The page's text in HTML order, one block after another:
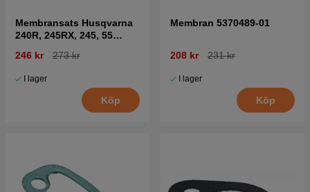
Membransats Husqvarna
240R, 245RX, 245, 55
246 kr 273 kr
I lager
Köp
Membran 5370489-01
208 kr 231 kr
I lager
Köp